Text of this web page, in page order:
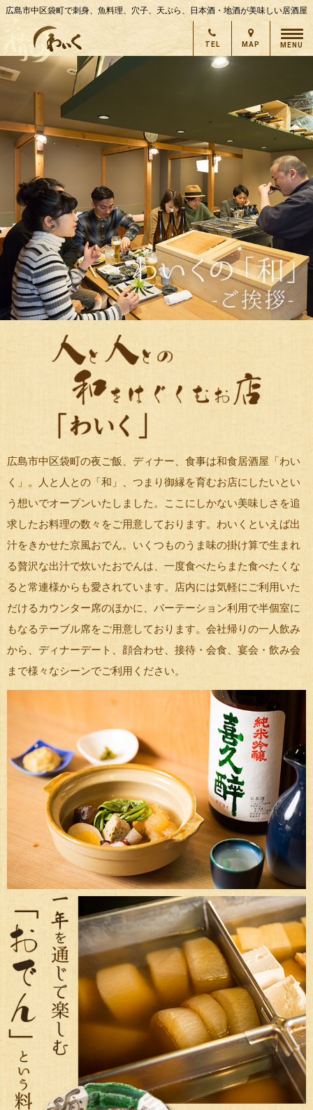
広島市中区袋町で刺身、魚料理、穴子、天ぷら、日本酒・地酒が美味しい居酒屋
TEL MAP MENU
広島市中区袋町の夜ご飯、ディナー、食事は和食居酒屋「わい
く」。人と人との「和」、つまり御縁を育むお店にしたいとい
う想いでオープンいたしました。ここにしかない美味しさを追
求したお料理の数々をご用意しております。わいくといえば出
汁をきかせた京風おでん。いくつものうま味の掛け算で生まれ
る贅沢な出汁で炊いたおでんは、一度食べたらまた食べたくな
ると常連様からも愛されています。店内には気軽にご利用いた
だけるカウンター席のほかに、パーテーション利用で半個室に
もなるテーブル席をご用意しております。会社帰りの一人飲み
から、ディナーデート、顔合わせ、接待・会食、宴会・飲み会
まで様々なシーンでご利用ください。